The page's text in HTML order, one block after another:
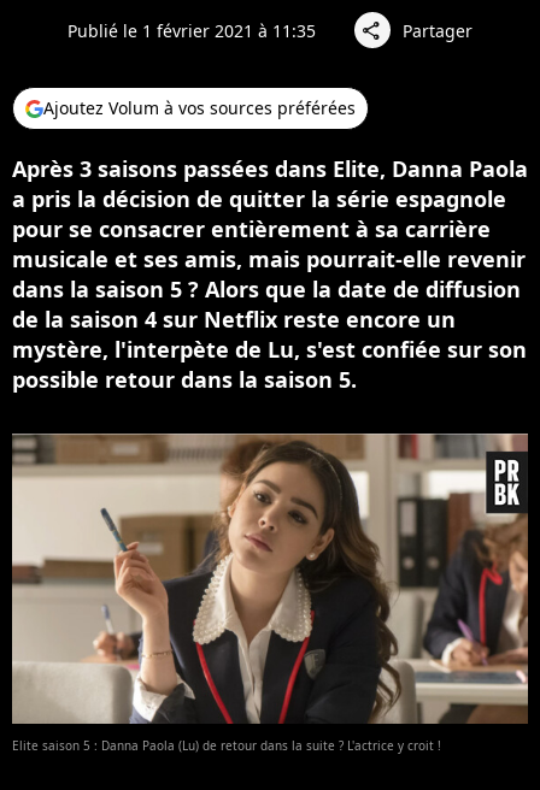
Publié le 1 février 2021 à 11:35 share Partager
Ajoutez Volum à vos sources préférées
Après 3 saisons passées dans Elite, Danna Paola
a pris la décision de quitter la série espagnole
pour se consacrer entièrement à sa carrière
musicale et ses amis, mais pourrait-elle revenir
dans la saison 5 ? Alors que la date de diffusion
de la saison 4 sur Netflix reste encore un
mystère, l'interpète de Lu, s'est confiée sur son
possible retour dans la saison 5.
Elite saison 5 : Danna Paola (Lu) de retour dans la suite ? L'actrice y croit !